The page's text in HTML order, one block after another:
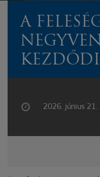
A
2026. június